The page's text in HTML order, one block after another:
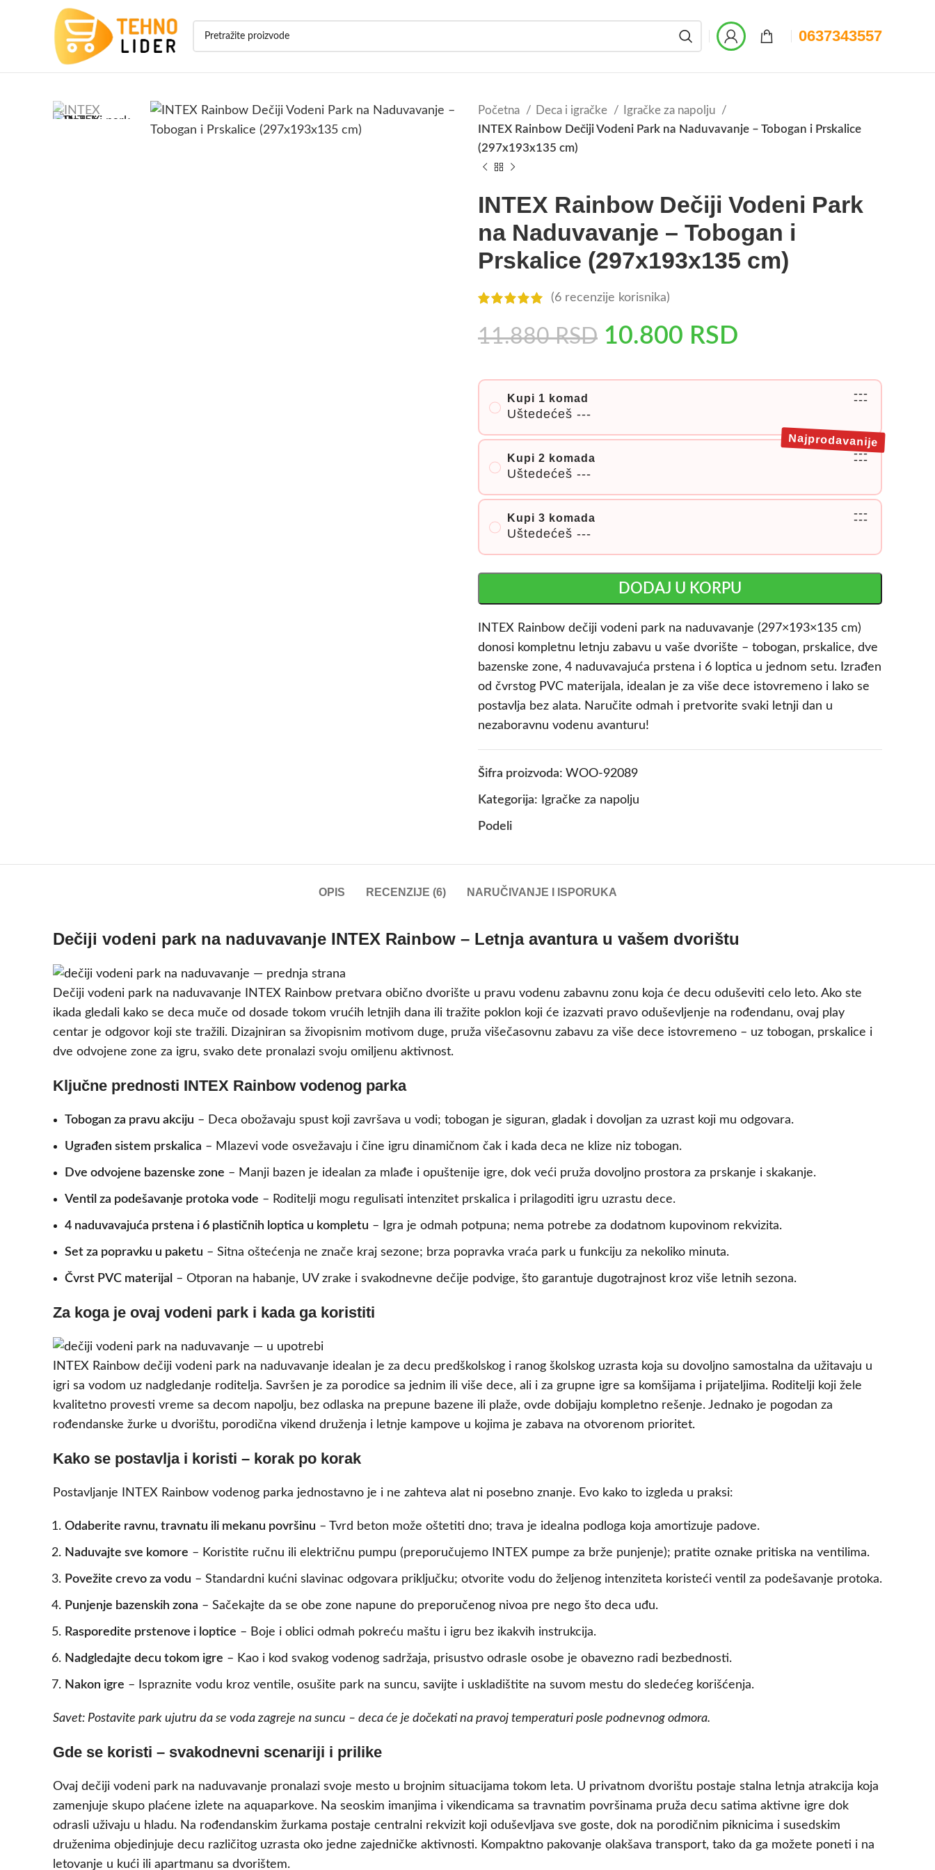
0637343557
Početna Deca i igračke
Igračke za napolju
INTEX Rainbow Dečiji Vodeni Park na Naduvavanje – Tobogan i Prskalice
(297x193x135 cm)
INTEX Rainbow Dečiji Vodeni Park
na Naduvavanje – Tobogan i
Prskalice (297x193x135 cm)
(6 recenzije korisnika)
11.880RSD 10.800 RSD
Kupi 1 komad
Uštedećeš ---
---
---
Kupi 2 komada
Uštedećeš ---
---
---
Najprodavanije
Kupi 3 komada
Uštedećeš ---
---
---
DODAJ U KORPU
INTEX Rainbow dečiji vodeni park na naduvavanje (297×193×135 cm)
donosi kompletnu letnju zabavu u vaše dvorište – tobogan, prskalice, dve
bazenske zone, 4 naduvavajuća prstena i 6 loptica u jednom setu. Izrađen
od čvrstog PVC materijala, idealan je za više dece istovremeno i lako se
postavlja bez alata. Naručite odmah i pretvorite svaki letnji dan u
nezaboravnu vodenu avanturu!
Šifra proizvoda: WOO-92089
Kategorija: Igračke za napolju
Podeli
OPIS RECENZIJE (6) NARUČIVANJE I ISPORUKA
Dečiji vodeni park na naduvavanje INTEX Rainbow – Letnja avantura u vašem dvorištu
Dečiji vodeni park na naduvavanje INTEX Rainbow pretvara obično dvorište u pravu vodenu zabavnu zonu koja će decu oduševiti celo leto. Ako ste
ikada gledali kako se deca muče od dosade tokom vrućih letnjih dana ili tražite poklon koji će izazvati pravo oduševljenje na rođendanu, ovaj play
centar je odgovor koji ste tražili. Dizajniran sa živopisnim motivom duge, pruža višečasovnu zabavu za više dece istovremeno – uz tobogan, prskalice i
dve odvojene zone za igru, svako dete pronalazi svoju omiljenu aktivnost.
Ključne prednosti INTEX Rainbow vodenog parka
Tobogan za pravu akciju – Deca obožavaju spust koji završava u vodi; tobogan je siguran, gladak i dovoljan za uzrast koji mu odgovara.
Ugrađen sistem prskalica – Mlazevi vode osvežavaju i čine igru dinamičnom čak i kada deca ne klize niz tobogan.
Dve odvojene bazenske zone – Manji bazen je idealan za mlađe i opuštenije igre, dok veći pruža dovoljno prostora za prskanje i skakanje.
Ventil za podešavanje protoka vode – Roditelji mogu regulisati intenzitet prskalica i prilagoditi igru uzrastu dece.
4 naduvavajuća prstena i 6 plastičnih loptica u kompletu – Igra je odmah potpuna; nema potrebe za dodatnom kupovinom rekvizita.
Set za popravku u paketu – Sitna oštećenja ne znače kraj sezone; brza popravka vraća park u funkciju za nekoliko minuta.
Čvrst PVC materijal – Otporan na habanje, UV zrake i svakodnevne dečije podvige, što garantuje dugotrajnost kroz više letnih sezona.
Za koga je ovaj vodeni park i kada ga koristiti
INTEX Rainbow dečiji vodeni park na naduvavanje idealan je za decu predškolskog i ranog školskog uzrasta koja su dovoljno samostalna da užitavaju u
igri sa vodom uz nadgledanje roditelja. Savršen je za porodice sa jednim ili više dece, ali i za grupne igre sa komšijama i prijateljima. Roditelji koji žele
kvalitetno provesti vreme sa decom napolju, bez odlaska na prepune bazene ili plaže, ovde dobijaju kompletno rešenje. Jednako je pogodan za
rođendanske žurke u dvorištu, porodična vikend druženja i letnje kampove u kojima je zabava na otvorenom prioritet.
Kako se postavlja i koristi – korak po korak
Postavljanje INTEX Rainbow vodenog parka jednostavno je i ne zahteva alat ni posebno znanje. Evo kako to izgleda u praksi:
Odaberite ravnu, travnatu ili mekanu površinu – Tvrd beton može oštetiti dno; trava je idealna podloga koja amortizuje padove.
Naduvajte sve komore – Koristite ručnu ili električnu pumpu (preporučujemo INTEX pumpe za brže punjenje); pratite oznake pritiska na ventilima.
Povežite crevo za vodu – Standardni kućni slavinac odgovara priključku; otvorite vodu do željenog intenziteta koristeći ventil za podešavanje protoka.
Punjenje bazenskih zona – Sačekajte da se obe zone napune do preporučenog nivoa pre nego što deca uđu.
Rasporedite prstenove i loptice – Boje i oblici odmah pokreću maštu i igru bez ikakvih instrukcija.
Nadgledajte decu tokom igre – Kao i kod svakog vodenog sadržaja, prisustvo odrasle osobe je obavezno radi bezbednosti.
Nakon igre – Ispraznite vodu kroz ventile, osušite park na suncu, savijte i uskladištite na suvom mestu do sledećeg korišćenja.
Savet: Postavite park ujutru da se voda zagreje na suncu – deca će je dočekati na pravoj temperaturi posle podnevnog odmora.
Gde se koristi – svakodnevni scenariji i prilike
Ovaj dečiji vodeni park na naduvavanje pronalazi svoje mesto u brojnim situacijama tokom leta. U privatnom dvorištu postaje stalna letnja atrakcija koja
zamenjuje skupo plaćene izlete na aquaparkove. Na seoskim imanjima i vikendicama sa travnatim površinama pruža decu satima aktivne igre dok
odrasli uživaju u hladu. Na rođendanskim žurkama postaje centralni rekvizit koji oduševljava sve goste, dok na porodičnim piknicima i susedskim
druženima objedinjuje decu različitog uzrasta oko jedne zajedničke aktivnosti. Kompaktno pakovanje olakšava transport, tako da ga možete poneti i na
letovanje u kući ili apartmanu sa dvorištem.